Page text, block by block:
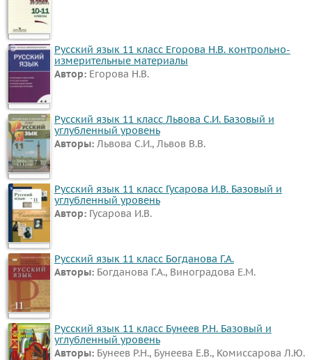
Русский язык 11 класс Егорова Н.В. контрольно-
измерительные материалы
Автор: Егорова Н.В.
Русский язык 11 класс Львова С.И. Базовый и
углубленный уровень
Авторы: Львова С.И., Львов В.В.
Русский язык 11 класс Гусарова И.В. Базовый и
углубленный уровень
Автор: Гусарова И.В.
Русский язык 11 класс Богданова Г.А.
Авторы: Богданова Г.А., Виноградова Е.М.
Русский язык 11 класс Бунеев Р.Н. Базовый и
углубленный уровень
Авторы: Бунеев Р.Н., Бунеева Е.В., Комиссарова Л.Ю.